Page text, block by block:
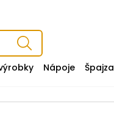
Nápoje Špajza